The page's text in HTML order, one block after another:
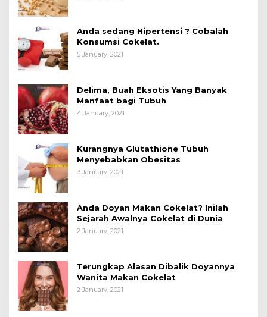
Anda sedang Hipertensi ? Cobalah
Konsumsi Cokelat.
5 January, 2021
Delima, Buah Eksotis Yang Banyak
Manfaat bagi Tubuh
4 January, 2021
Kurangnya Glutathione Tubuh
Menyebabkan Obesitas
3 January, 2021
Anda Doyan Makan Cokelat? Inilah
Sejarah Awalnya Cokelat di Dunia
2 January, 2021
Terungkap Alasan Dibalik Doyannya
Wanita Makan Cokelat
2 January, 2021